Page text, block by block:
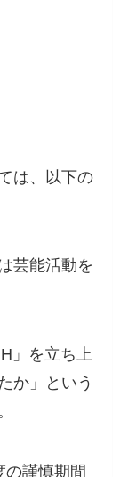
は、以下の
芸能活動を
」を立ち上
か」という
の謹慎期間